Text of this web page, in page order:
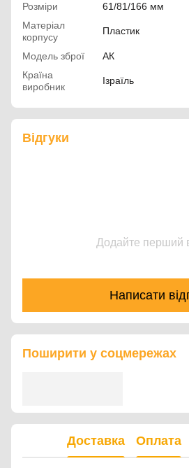
Розміри
61/81/166 мм
Матеріал
корпусу
Пластик
Модель зброї
АК
Країна
виробник
Ізраїль
Відгуки
Додайте перший
Написати
Поширити у соцмережах
Доставка Оплата